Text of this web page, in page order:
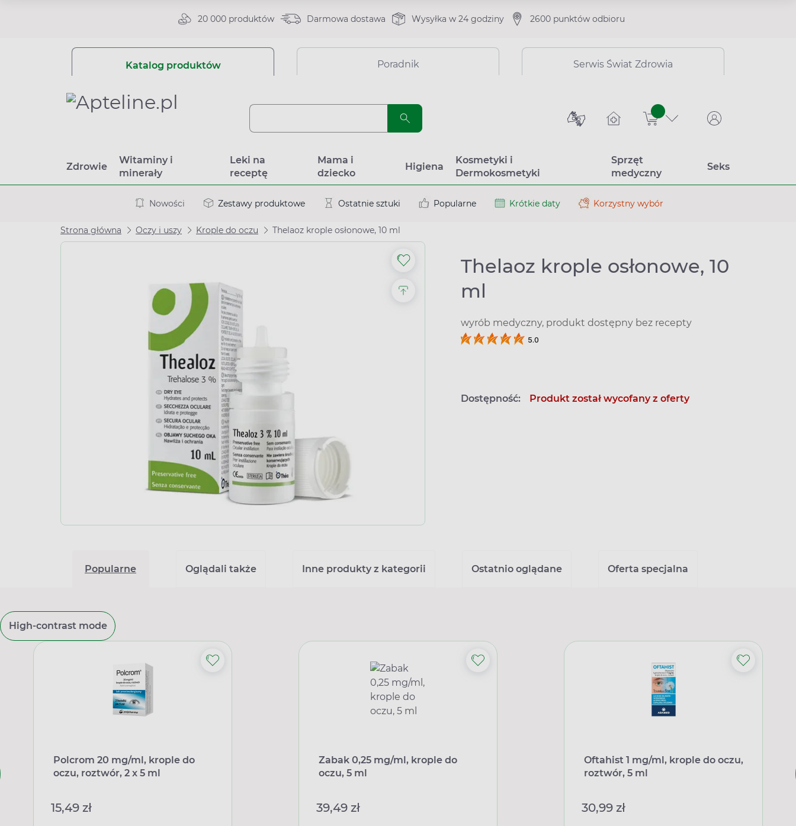
20 000 produktów Darmowa dostawa Wysyłka w 24 godziny 2600 punktów odbioru
Katalog produktów Poradnik Serwis Świat Zdrowia
sztuk
Zdrowie
Witaminy i
minerały
Leki na
receptę
Mama i
dziecko
Higiena
Kosmetyki i
Dermokosmetyki
Sprzęt
medyczny
Seks
Nowości Zestawy produktowe Ostatnie sztuki Popularne Krótkie daty Korzystny wybór
Strona główna Oczy i uszy Krople do oczu Thelaoz krople osłonowe, 10 ml
Thelaoz krople osłonowe, 10
ml
wyrób medyczny, produkt dostępny bez recepty
5.0
Dostępność: Produkt został wycofany z oferty
Popularne Oglądali także Inne produkty z kategorii Ostatnio oglądane Oferta specjalna
High-contrast mode
Polcrom 20 mg/ml, krople do
oczu, roztwór, 2 x 5 ml
15,49 zł
Zabak 0,25 mg/ml, krople do
oczu, 5 ml
39,49 zł
Oftahist 1 mg/ml, krople do oczu,
roztwór, 5 ml
30,99 zł